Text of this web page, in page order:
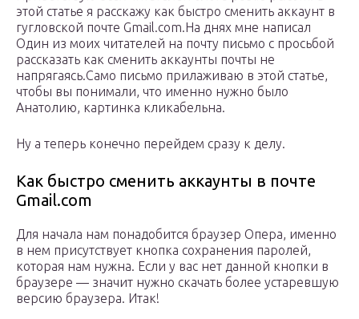
этой статье я расскажу как быстро сменить аккаунт в
гугловской почте Gmail.com.На днях мне написал
Один из моих читателей на почту письмо с просьбой
рассказать как сменить аккаунты почты не
напрягаясь.Само письмо прилаживаю в этой статье,
чтобы вы понимали, что именно нужно было
Анатолию, картинка кликабельна.
Ну а теперь конечно перейдем сразу к делу.
Как быстро сменить аккаунты в почте
Gmail.com
Для начала нам понадобится браузер Опера, именно
в нем присутствует кнопка сохранения паролей,
которая нам нужна. Если у вас нет данной кнопки в
браузере — значит нужно скачать более устаревшую
версию браузера. Итак!